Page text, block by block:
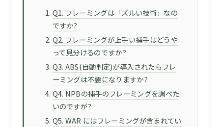
Q1. フレーミングは「ズルい技術」なの
ですか?
Q2. フレーミングが上手い捕手はどうや
って見分けるのですか?
Q3. ABS(自動判定)が導入されたらフレ
ーミングは不要になりますか?
Q4. NPBの捕手のフレーミングを調べた
いのですが?
Q5. WAR にはフレーミングが含まれてい